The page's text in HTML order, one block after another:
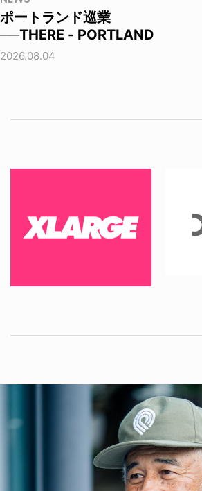
ポートランド巡業
──THERE - PORTLAND
2026.08.04